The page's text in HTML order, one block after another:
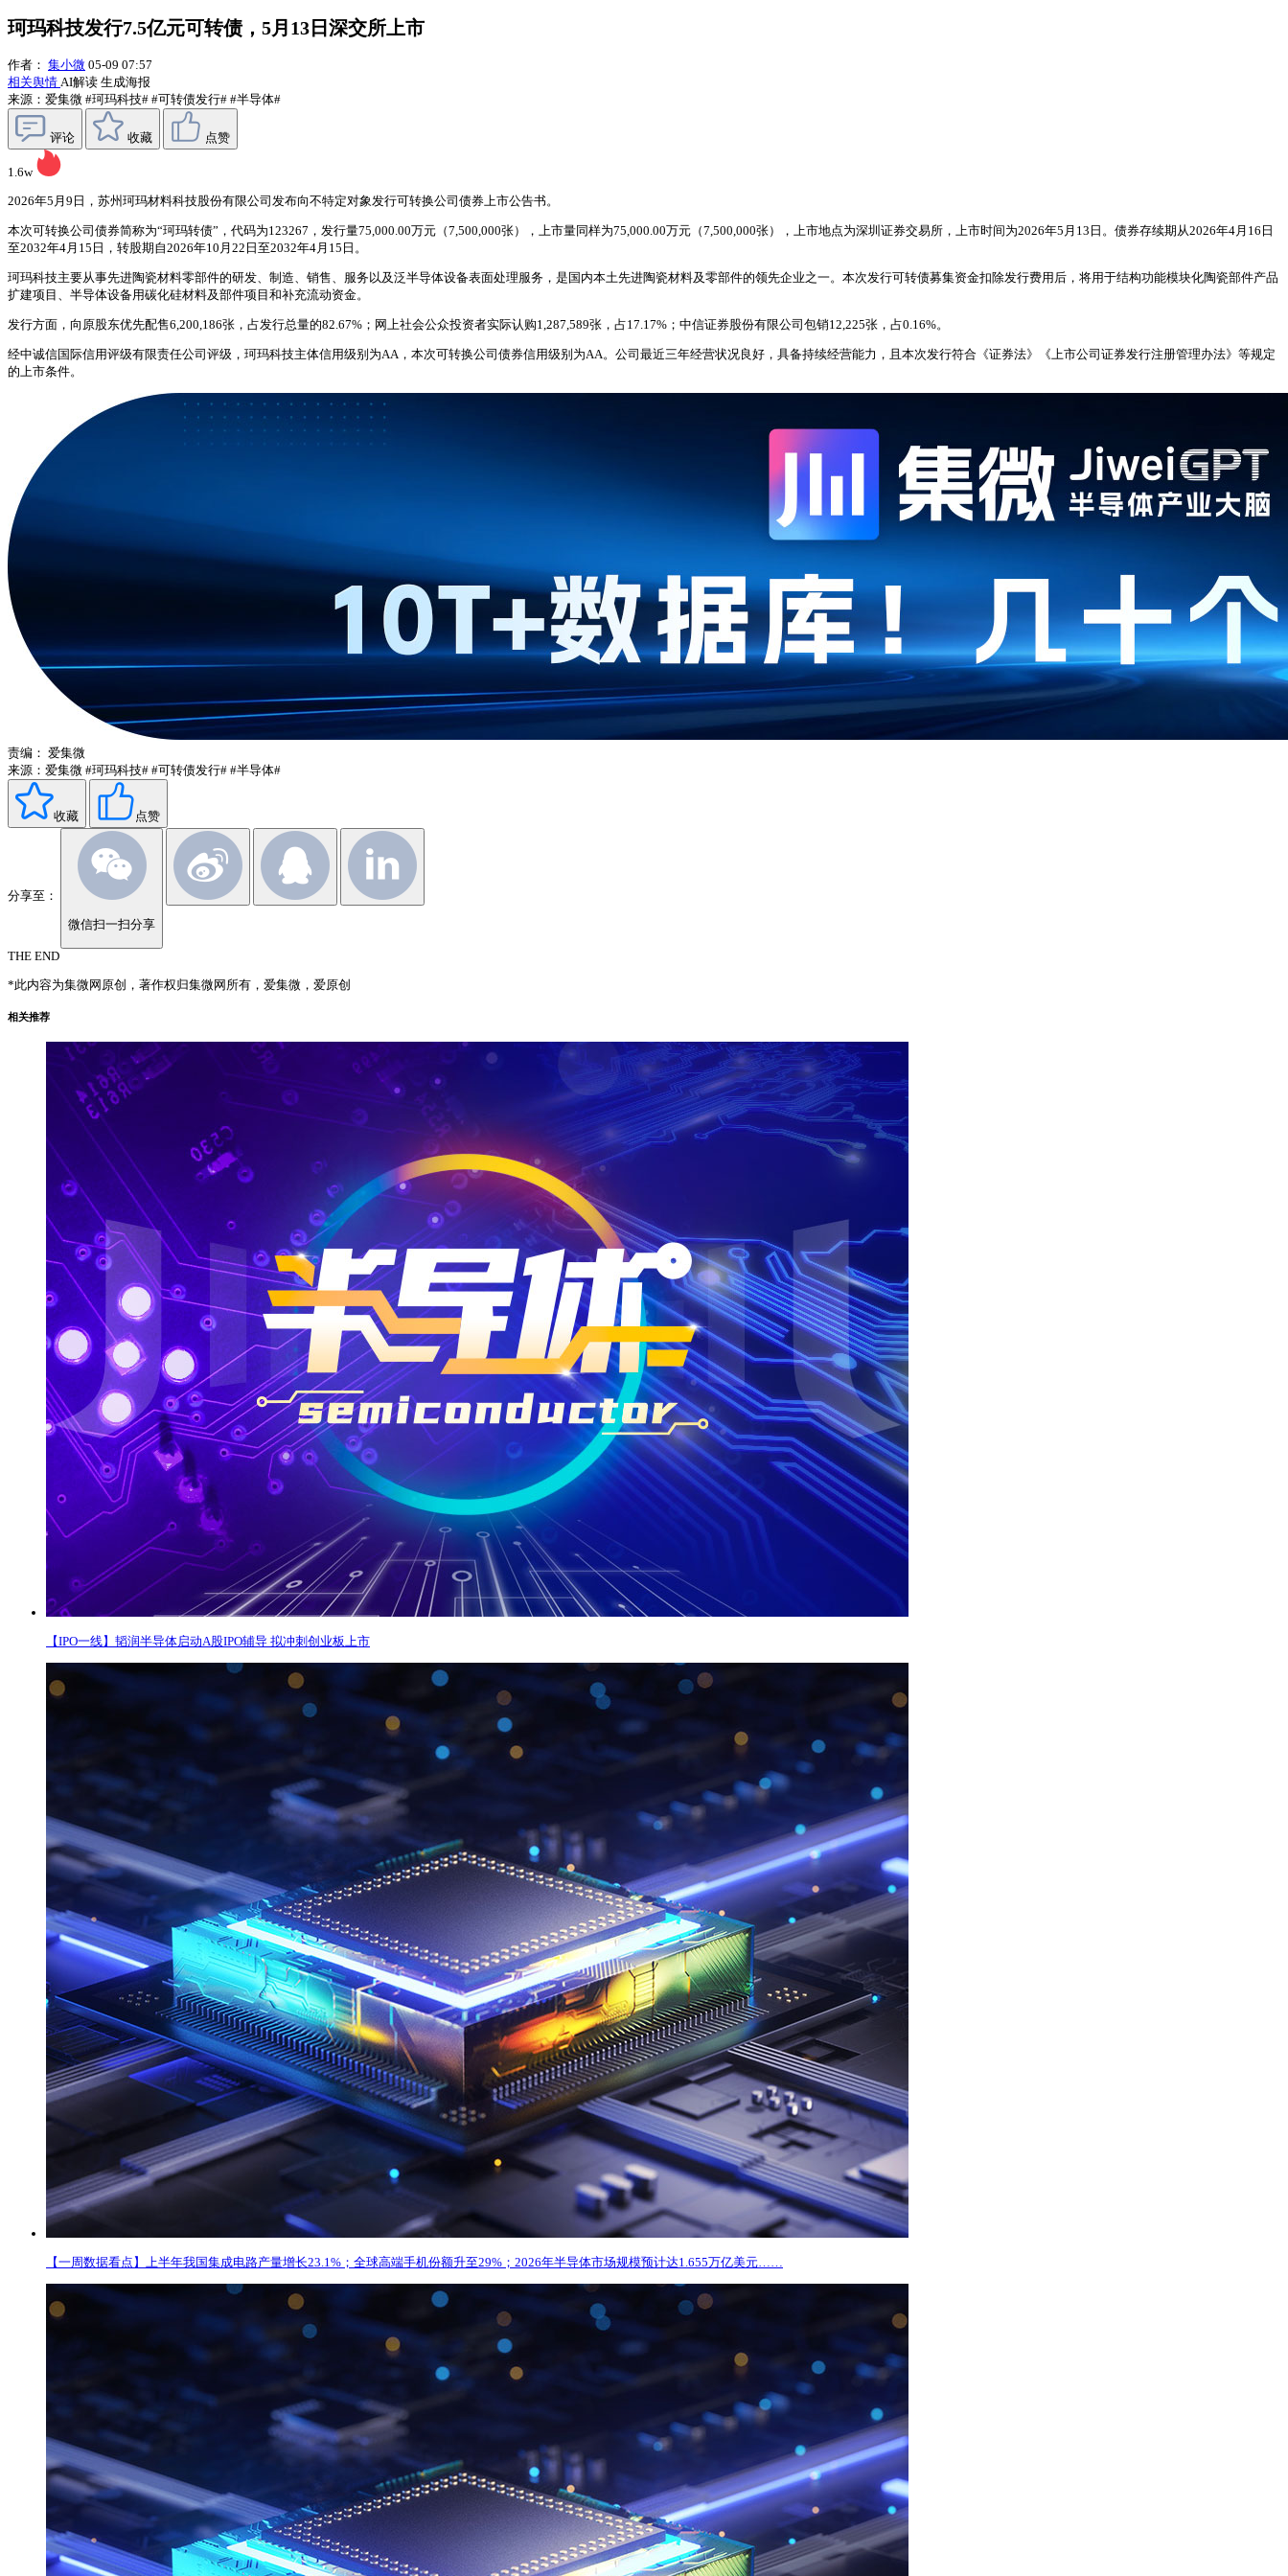
珂玛科技发行7.5亿元可转债，5月13日深交所上市
作者： 集小微 05-09 07:57
相关舆情 AI解读 生成海报
来源：爱集微 #珂玛科技# #可转债发行# #半导体#
评论 收藏 点赞
1.6w
2026年5月9日，苏州珂玛材料科技股份有限公司发布向不特定对象发行可转换公司债券上市公告书。
本次可转换公司债券简称为“珂玛转债”，代码为123267，发行量75,000.00万元（7,500,000张），上市量同样为75,000.00万元（7,500,000张），上市地点为深圳证券交易所，上市时间为2026年5月13日。债券存续期从2026年4月16日
至2032年4月15日，转股期自2026年10月22日至2032年4月15日。
珂玛科技主要从事先进陶瓷材料零部件的研发、制造、销售、服务以及泛半导体设备表面处理服务，是国内本土先进陶瓷材料及零部件的领先企业之一。本次发行可转债募集资金扣除发行费用后，将用于结构功能模块化陶瓷部件产品
扩建项目、半导体设备用碳化硅材料及部件项目和补充流动资金。
发行方面，向原股东优先配售6,200,186张，占发行总量的82.67%；网上社会公众投资者实际认购1,287,589张，占17.17%；中信证券股份有限公司包销12,225张，占0.16%。
经中诚信国际信用评级有限责任公司评级，珂玛科技主体信用级别为AA，本次可转换公司债券信用级别为AA。公司最近三年经营状况良好，具备持续经营能力，且本次发行符合《证券法》《上市公司证券发行注册管理办法》等规定
的上市条件。
责编： 爱集微
来源：爱集微 #珂玛科技# #可转债发行# #半导体#
收藏 点赞
分享至：
微信扫一扫分享
THE END
*此内容为集微网原创，著作权归集微网所有，爱集微，爱原创
相关推荐
【IPO一线】韬润半导体启动A股IPO辅导 拟冲刺创业板上市
【一周数据看点】上半年我国集成电路产量增长23.1%；全球高端手机份额升至29%；2026年半导体市场规模预计达1.655万亿美元……